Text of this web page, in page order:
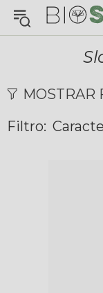
¿En qué puedo
Chat with
FAQs
Envío y
MOSTRAR
Filtro: